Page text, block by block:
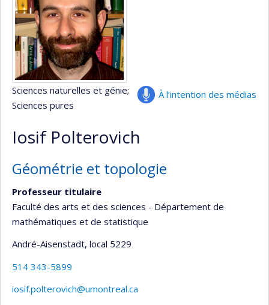
À l’intention des médias
Sciences naturelles et génie;
Sciences pures
Iosif Polterovich
Géométrie et topologie
Professeur titulaire
Faculté des arts et des sciences - Département de
mathématiques et de statistique
André-Aisenstadt, local 5229
514 343-5899
iosif.polterovich@umontreal.ca